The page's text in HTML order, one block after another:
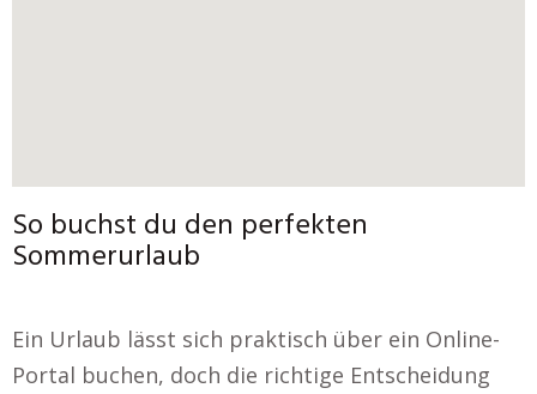
So buchst du den perfekten
Sommerurlaub
Ein Urlaub lässt sich praktisch über ein Online-
Portal buchen, doch die richtige Entscheidung